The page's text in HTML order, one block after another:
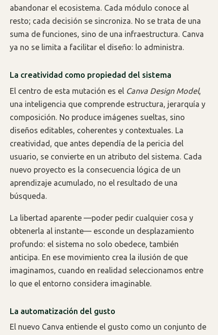
abandonar el ecosistema. Cada módulo conoce al
resto; cada decisión se sincroniza. No se trata de una
suma de funciones, sino de una infraestructura. Canva
ya no se limita a facilitar el diseño: lo administra.
La creatividad como propiedad del sistema
El centro de esta mutación es el Canva Design Model,
una inteligencia que comprende estructura, jerarquía y
composición. No produce imágenes sueltas, sino
diseños editables, coherentes y contextuales. La
creatividad, que antes dependía de la pericia del
usuario, se convierte en un atributo del sistema. Cada
nuevo proyecto es la consecuencia lógica de un
aprendizaje acumulado, no el resultado de una
búsqueda.
La libertad aparente —poder pedir cualquier cosa y
obtenerla al instante— esconde un desplazamiento
profundo: el sistema no solo obedece, también
anticipa. En ese movimiento crea la ilusión de que
imaginamos, cuando en realidad seleccionamos entre
lo que el entorno considera imaginable.
La automatización del gusto
El nuevo Canva entiende el gusto como un conjunto de